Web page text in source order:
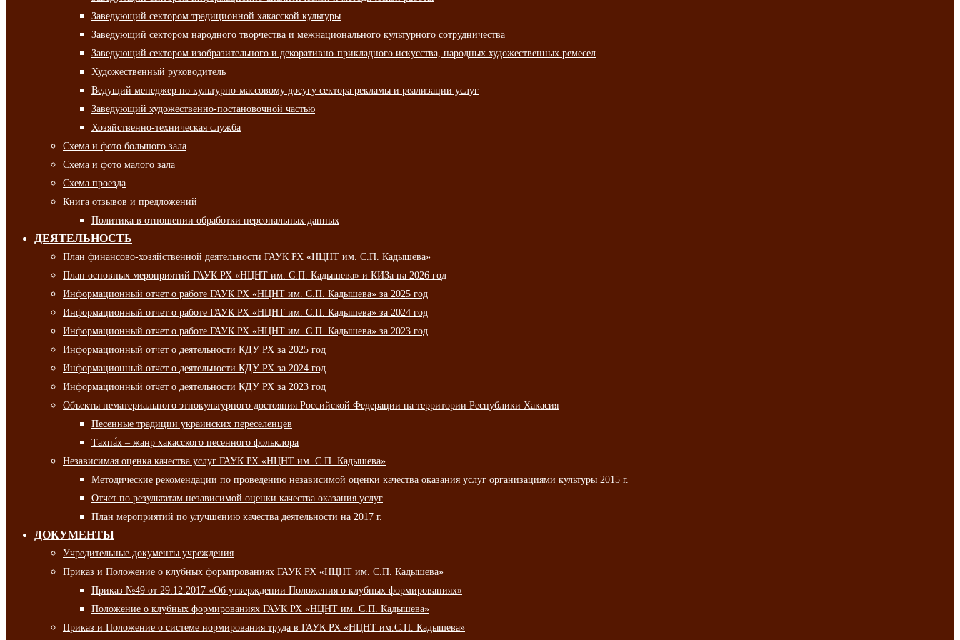
Заведующий сектором традиционной хакасской культуры
Заведующий сектором народного творчества и межнационального культурного сотрудничества
Заведующий сектором изобразительного и декоративно-прикладного искусства, народных художественных ремесел
Художественный руководитель
Ведущий менеджер по культурно-массовому досугу сектора рекламы и реализации услуг
Заведующий художественно-постановочной частью
Хозяйственно-техническая служба
Схема и фото большого зала
Схема и фото малого зала
Схема проезда
Книга отзывов и предложений
Политика в отношении обработки персональных данных
ДЕЯТЕЛЬНОСТЬ
План финансово-хозяйственной деятельности ГАУК РХ «НЦНТ им. С.П. Кадышева»
План основных мероприятий ГАУК РХ «НЦНТ им. С.П. Кадышева» и КИЗа на 2026 год
Информационный отчет о работе ГАУК РХ «НЦНТ им. С.П. Кадышева» за 2025 год
Информационный отчет о работе ГАУК РХ «НЦНТ им. С.П. Кадышева» за 2024 год
Информационный отчет о работе ГАУК РХ «НЦНТ им. С.П. Кадышева» за 2023 год
Информационный отчет о деятельности КДУ РХ за 2025 год
Информационный отчет о деятельности КДУ РХ за 2024 год
Информационный отчет о деятельности КДУ РХ за 2023 год
Объекты нематериального этнокультурного достояния Российской Федерации на территории Республики Хакасия
Песенные традиции украинских переселенцев
Тахпа́х – жанр хакасского песенного фольклора
Независимая оценка качества услуг ГАУК РХ «НЦНТ им. С.П. Кадышева»
Методические рекомендации по проведению независимой оценки качества оказания услуг организациями культуры 2015 г.
Отчет по результатам независимой оценки качества оказания услуг
План мероприятий по улучшению качества деятельности на 2017 г.
ДОКУМЕНТЫ
Учредительные документы учреждения
Приказ и Положение о клубных формированиях ГАУК РХ «НЦНТ им. С.П. Кадышева»
Приказ №49 от 29.12.2017 «Об утверждении Положения о клубных формированиях»
Положение о клубных формированиях ГАУК РХ «НЦНТ им. С.П. Кадышева»
Приказ и Положение о системе нормирования труда в ГАУК РХ «НЦНТ им.С.П. Кадышева»